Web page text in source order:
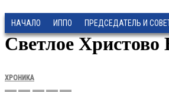
НАЧАЛО ИППО ПРЕДСЕДАТЕЛЬ И
Светлое Христово
ХРОНИКА